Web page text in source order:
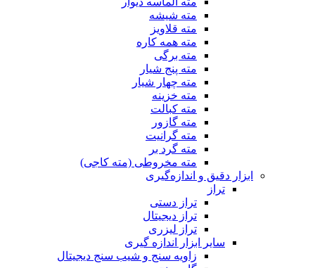
مته شیشه
مته قلاویز
مته همه کاره
مته برگی
مته پنج شیار
مته چهار شیار
مته خزینه
مته کبالت
مته گازور
مته گرانیت
مته گرد بر
مته مخروطی (مته کاجی)
ابزار دقیق و اندازه‌گیری
تراز
تراز دستی
تراز دیجیتال
تراز لیزری
سایر ابزار اندازه گیری
زاویه سنج و شیب سنج دیجیتال